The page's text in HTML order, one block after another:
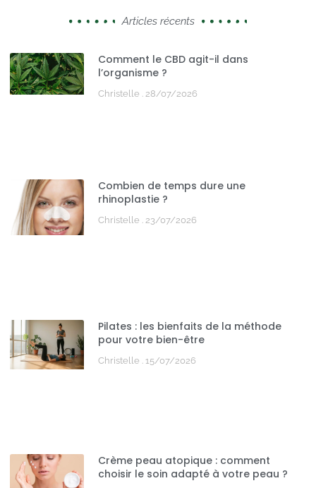
Articles récents
Comment le CBD agit-il dans
l’organisme ?
Christelle 28/07/2026
Combien de temps dure une
rhinoplastie ?
Christelle 23/07/2026
Pilates : les bienfaits de la méthode
pour votre bien-être
Christelle 15/07/2026
Crème peau atopique : comment
choisir le soin adapté à votre peau ?